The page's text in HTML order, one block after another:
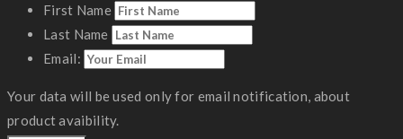
First Name
Last Name
Email:
Your data will be used only for email notification, about
product avaibility.